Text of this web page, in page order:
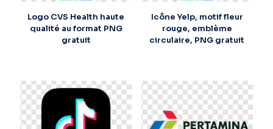
Logo CVS Health haute
qualité au format PNG
gratuit
Icône Yelp, motif fleur
rouge, emblème
circulaire, PNG gratuit